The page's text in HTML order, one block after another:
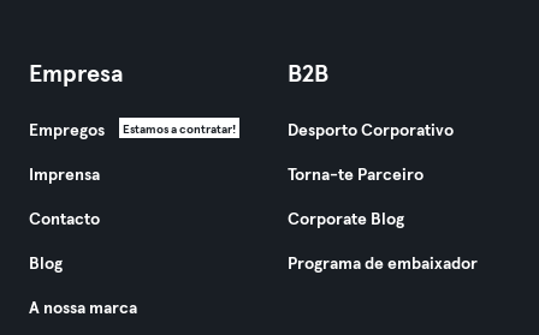
Empresa
Empregos Estamos a contratar!
Imprensa
Contacto
Blog
A nossa marca
B2B
Desporto Corporativo
Torna-te Parceiro
Corporate Blog
Programa de embaixador